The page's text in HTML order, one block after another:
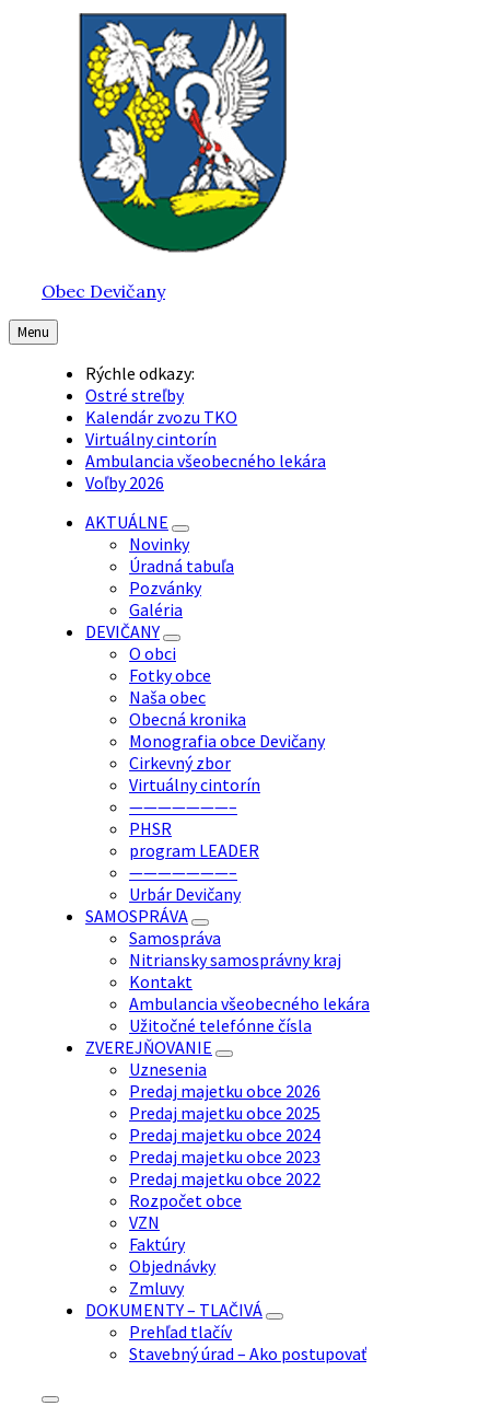
Obec Devičany
Menu
Rýchle odkazy:
Ostré streľby
Kalendár zvozu TKO
Virtuálny cintorín
Ambulancia všeobecného lekára
Voľby 2026
AKTUÁLNE
Novinky
Úradná tabuľa
Pozvánky
Galéria
DEVIČANY
O obci
Fotky obce
Naša obec
Obecná kronika
Monografia obce Devičany
Cirkevný zbor
Virtuálny cintorín
———————–
PHSR
program LEADER
———————–
Urbár Devičany
SAMOSPRÁVA
Samospráva
Nitriansky samosprávny kraj
Kontakt
Ambulancia všeobecného lekára
Užitočné telefónne čísla
ZVEREJŇOVANIE
Uznesenia
Predaj majetku obce 2026
Predaj majetku obce 2025
Predaj majetku obce 2024
Predaj majetku obce 2023
Predaj majetku obce 2022
Rozpočet obce
VZN
Faktúry
Objednávky
Zmluvy
DOKUMENTY – TLAČIVÁ
Prehľad tlačív
Stavebný úrad – Ako postupovať